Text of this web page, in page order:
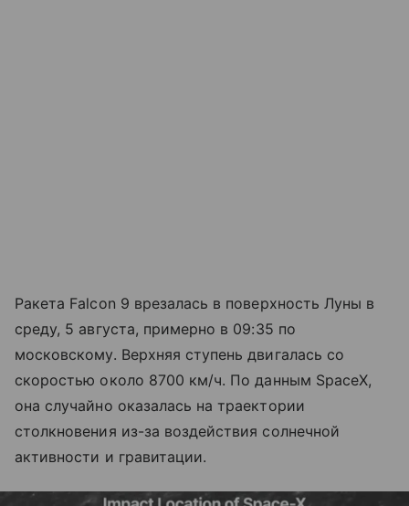
Ракета Falcon 9 врезалась в поверхность Луны в
среду, 5 августа, примерно в 09:35 по
московскому. Верхняя ступень двигалась со
скоростью около 8700 км/ч. По данным SpaceX,
она случайно оказалась на траектории
столкновения из-за воздействия солнечной
активности и гравитации.